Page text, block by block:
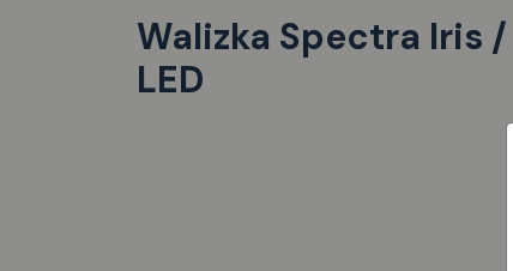
Walizka Spectra Iris
LED